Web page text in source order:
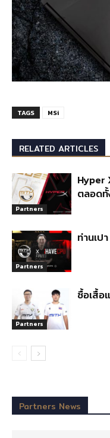
TAGS MSi
RELATED ARTICLES
Partners
Hyper
ตลอด
Partners
ท่านเป
Partners
ซื้อเสื้อ
Partners News